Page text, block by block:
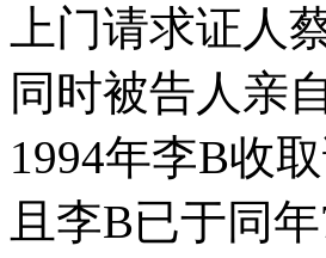
上门请求证人
同时被告人亲
1994年李B收
且李B已于同